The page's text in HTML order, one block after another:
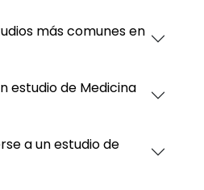
más comunes en
estudio de Medicina
a un estudio de